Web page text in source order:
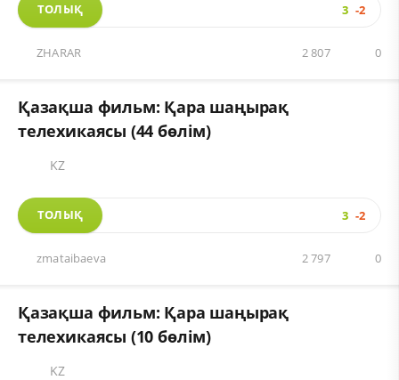
ТОЛЫҚ 3 -2
ZHARAR 0
2 807
Қазақша фильм: Қара шаңырақ
телехикаясы (44 бөлім)
KZ
ТОЛЫҚ 3 -2
zmataibaeva 0
2 797
Қазақша фильм: Қара шаңырақ
телехикаясы (10 бөлім)
KZ